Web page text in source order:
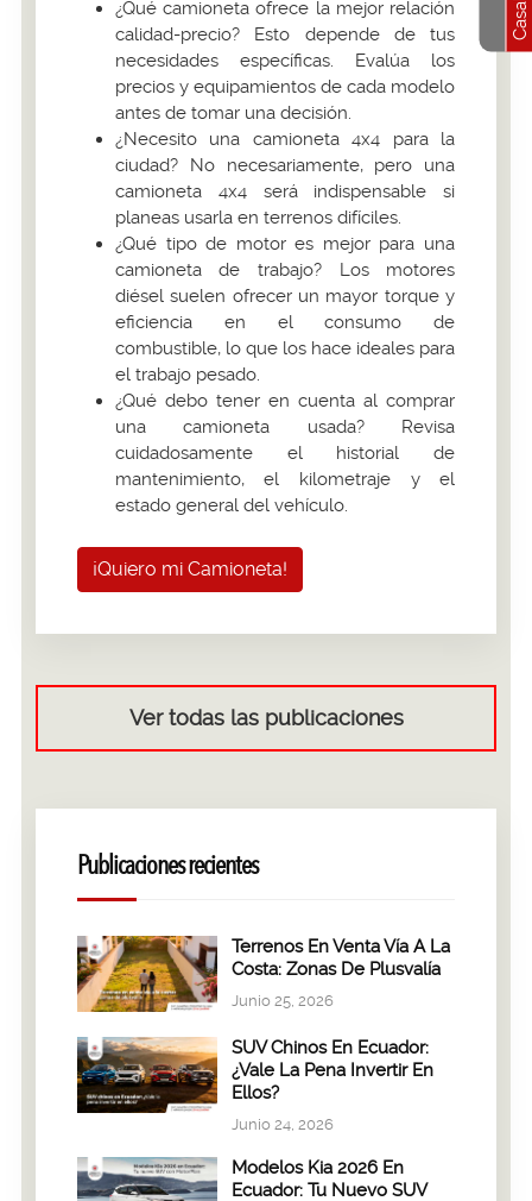
¿Qué camioneta ofrece la mejor relación
calidad-precio? Esto depende de tus
necesidades específicas. Evalúa los
precios y equipamientos de cada modelo
antes de tomar una decisión.
¿Necesito una camioneta 4x4 para la
ciudad? No necesariamente, pero una
camioneta 4x4 será indispensable si
planeas usarla en terrenos difíciles.
¿Qué tipo de motor es mejor para una
camioneta de trabajo? Los motores
diésel suelen ofrecer un mayor torque y
eficiencia en el consumo de
combustible, lo que los hace ideales para
el trabajo pesado.
¿Qué debo tener en cuenta al comprar
una camioneta usada? Revisa
cuidadosamente el historial de
mantenimiento, el kilometraje y el
estado general del vehículo.
¡Quiero mi Camioneta!
Ver todas las publicaciones
Publicaciones recientes
Terrenos En Venta Vía A La
Costa: Zonas De Plusvalía
Junio 25, 2026
SUV Chinos En Ecuador:
¿Vale La Pena Invertir En
Ellos?
Junio 24, 2026
Modelos Kia 2026 En
Ecuador: Tu Nuevo SUV